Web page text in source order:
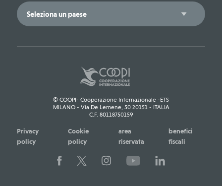
© COOPI- Cooperazione Internazionale -ETS
MILANO - Via De Lemene, 50 20151 - ITALIA
C.F. 80118750159
Privacy
policy
Cookie
policy
area
riservata
benefici
fiscali